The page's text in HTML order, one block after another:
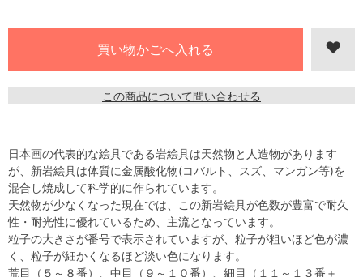
この商品について問い合わせる
日本画の代表的な絵具である岩絵具は天然物と人造物があります
が、新岩絵具は体質に金属酸化物(コバルト、スズ、マンガン等)を
混合し焼成して科学的に作られています。
天然物が少なくなった現在では、この新岩絵具が色数が豊富で耐久
性・耐光性に優れているため、主流となっています。
粒子の大きさが番号で表示されていますが、粒子が粗いほど色が濃
く、粒子が細かくなるほど淡い色になります。
荒目（５～８番）、中目（９～１０番）、細目（１１～１３番＋